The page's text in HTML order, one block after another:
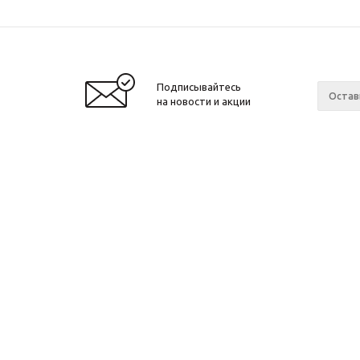
Подписывайтесь
на новости и акции